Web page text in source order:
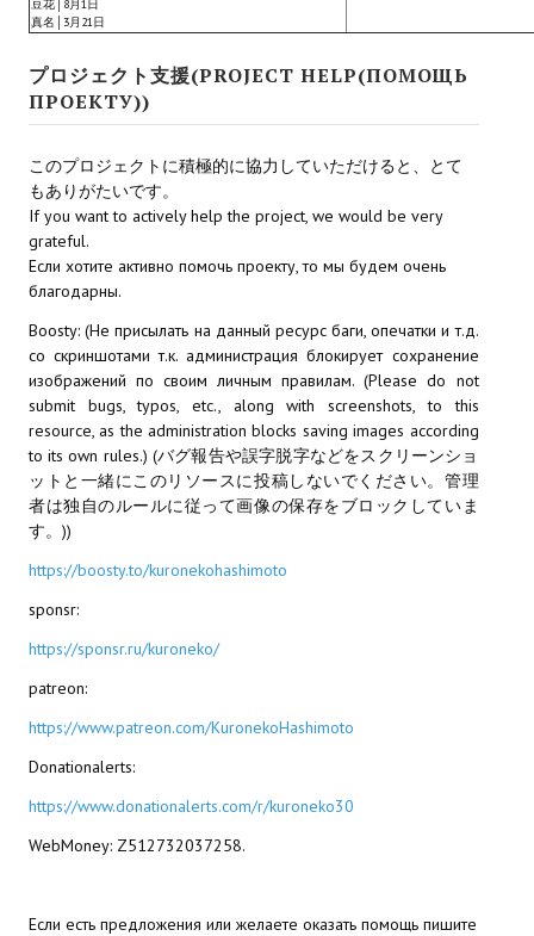
ЦИФРОВЫЕ КОМИКСЫ
EURO comics
Manga List
USA comics
ЧС
WALKTHROUGH VN
PC 18+
PC 12-17
PC Otome VN
Vita VN
PSP VN
PS1 VN
PC FX VN
豆花│8月1日
真名│3月21日
プロジェクト支援(PROJECT HELP(ПОМОЩЬ
ПРОЕКТУ))
このプロジェクトに積極的に協力していただけると、とて
もありがたいです。
If you want to actively help the project, we would be very
grateful.
Если хотите активно помочь проекту, то мы будем очень
благодарны.
Boosty: (Не присылать на данный ресурс баги, опечатки и т.д.
со скриншотами т.к. администрация блокирует сохранение
изображений по своим личным правилам. (Please do not
submit bugs, typos, etc., along with screenshots, to this
resource, as the administration blocks saving images according
to its own rules.) (バグ報告や誤字脱字などをスクリーンショ
ットと一緒にこのリソースに投稿しないでください。管理
者は独自のルールに従って画像の保存をブロックしていま
す。))
https://boosty.to/kuronekohashimoto
sponsr:
https://sponsr.ru/kuroneko/
patreon:
https://www.patreon.com/KuronekoHashimoto
Donationalerts:
https://www.donationalerts.com/r/kuroneko30
WebMoney: Z512732037258.
Если есть предложения или желаете оказать помощь пишите